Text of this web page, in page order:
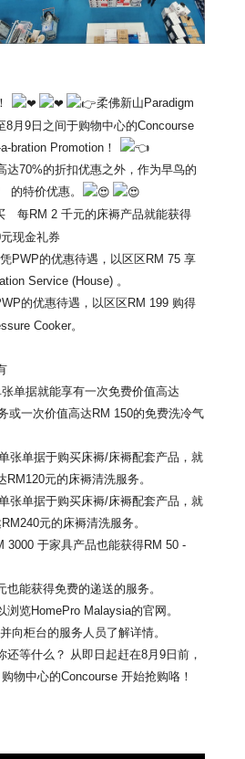
柔佛新山Paradigm
8月9日之间于购物中心的Concourse
bration Promotion！
70%的折扣优惠之外， 作为早鸟的
特价优惠。
每RM 2 千元的床褥产品就能获得
现金礼券
PWP的优惠待遇，以区区RM 75 享
Service (House) 。
的优惠待遇，以区区RM 199 购得
Cooker。
单据就能享有一次免费价值高达
或一次价值高达RM 150的免费洗冷气
张单据于购买床褥/床褥配套产品， 就
元的床褥清洗服务。
张单据于购买床褥/床褥配套产品， 就
元的床褥清洗服务。
3000 于家具产品也能获得RM 50 -
也能获得免费的递送的服务。
浏览HomePro Malaysia的官网。
向柜台的服务人员了解详情。
还等什么？ 从即日起赶在8月9日前，
物中心的Concourse 开始抢购咯！